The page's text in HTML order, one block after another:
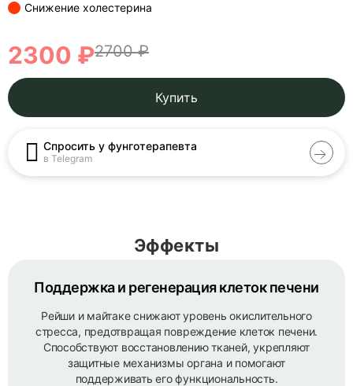
Снижение холестерина
2300 ₽2700 ₽
Купить
Спросить у фунготерапевта
в Telegram
Эффекты
Поддержка и регенерация клеток печени
Рейши и майтаке снижают уровень окислительного
стресса, предотвращая повреждение клеток печени.
Способствуют восстановлению тканей, укрепляют
защитные механизмы органа и помогают
поддерживать его функциональность.